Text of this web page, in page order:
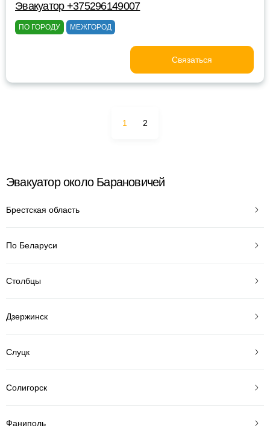
Эвакуатор +375296149007
ПО ГОРОДУ МЕЖГОРОД
Связаться
1 2
Эвакуатор около Барановичей
Брестская область
По Беларуси
Столбцы
Дзержинск
Слуцк
Солигорск
Фаниполь